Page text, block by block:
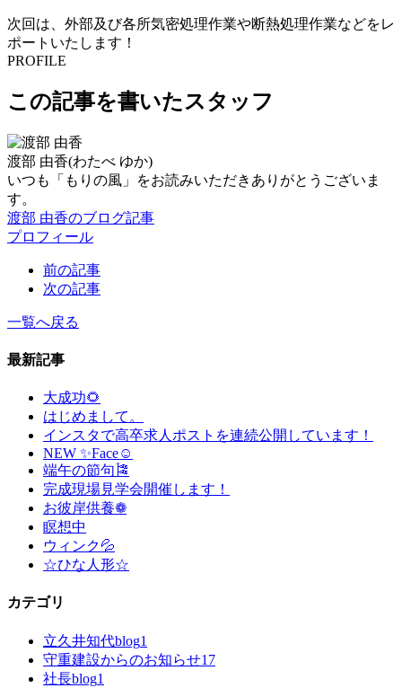
次回は、外部及び各所気密処理作業や断熱処理作業などをレ
ポートいたします！
PROFILE
この記事を書いたスタッフ
渡部 由香(わたべ ゆか)
いつも「もりの風」をお読みいただきありがとうございま
す。
渡部 由香のブログ記事
プロフィール
前の記事
次の記事
一覧へ戻る
最新記事
大成功🌻
はじめまして。
インスタで高卒求人ポストを連続公開しています！
NEW ✨Face☺
端午の節句🎏
完成現場見学会開催します！
お彼岸供養❁
瞑想中
ウィンク💦
☆ひな人形☆
カテゴリ
立久井知代blog1
守重建設からのお知らせ17
社長blog1